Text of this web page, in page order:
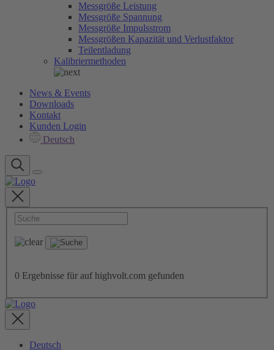
Messgröße Leistung
Messgröße Spannung
Messgröße Impulsstrom
Messgrößen Kapazität und Verlustfaktor
Teilentladung
Kalibriermethoden
News & Events
Downloads
Kontakt
Kunden Login
Deutsch
0 Ergebnisse für auf highvolt.com gefunden
Deutsch